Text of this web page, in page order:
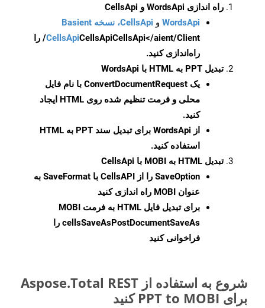
راه اندازی WordsApi و CellsApi
WordsApi و CellsApi، نسخه Basient
CellsApiCellsApi
CellsApi</aient/Client/ را
راه‌اندازی کنید.
تبدیل PPT به HTML با WordsApi
یک ConvertDocumentRequest با نام فایل
محلی و فرمت تنظیم شده روی HTML ایجاد
کنید.
از WordsApi برای تبدیل سند PPT به HTML
استفاده کنید.
تبدیل HTML به MOBI با CellsApi
SaveOption
را از CellsAPI با SaveFormat به
عنوان MOBI راه اندازی کنید
برای تبدیل فایل HTML به فرمت
MOBI
cellsSaveAsPostDocumentSaveAs را
فراخوانی کنید
شروع به استفاده از Aspose.Total REST
برای PPT to MOBI کنید